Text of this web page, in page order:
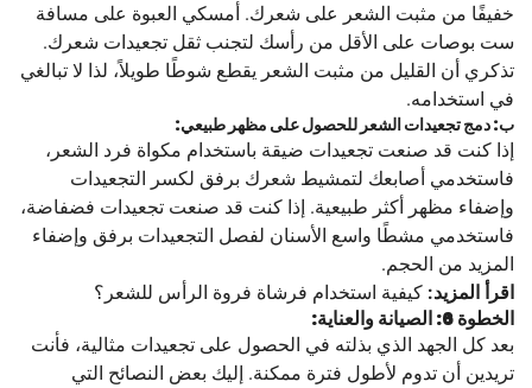
خفيفًا من مثبت الشعر على شعرك. أمسكي العبوة على مسافة
ست بوصات على الأقل من رأسك لتجنب ثقل تجعيدات شعرك.
تذكري أن القليل من مثبت الشعر يقطع شوطًا طويلاً، لذا لا تبالغي
في استخدامه.
ب: دمج تجعيدات الشعر للحصول على مظهر طبيعي:
إذا كنت قد صنعت تجعيدات ضيقة باستخدام مكواة فرد الشعر،
فاستخدمي أصابعك لتمشيط شعرك برفق لكسر التجعيدات
وإضفاء مظهر أكثر طبيعية. إذا كنت قد صنعت تجعيدات فضفاضة،
فاستخدمي مشطًا واسع الأسنان لفصل التجعيدات برفق وإضفاء
المزيد من الحجم.
اقرأ المزيد: كيفية استخدام فرشاة فروة الرأس للشعر؟
الخطوة 6: الصيانة والعناية:
بعد كل الجهد الذي بذلته في الحصول على تجعيدات مثالية، فأنت
تريدين أن تدوم لأطول فترة ممكنة. إليك بعض النصائح التي